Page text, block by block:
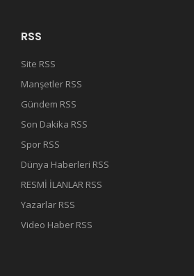
RSS
Site RSS
Manşetler RSS
Gündem RSS
Son Dakika RSS
Spor RSS
Dünya Haberleri RSS
RESMİ İLANLAR RSS
Yazarlar RSS
Video Haber RSS